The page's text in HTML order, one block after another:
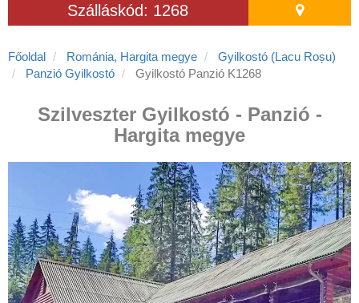
Szálláskód: 1268
Főoldal Románia, Hargita megye
Gyilkostó (Lacu Roșu)
Panzió Gyilkostó
Gyilkostó Panzió K1268
Szilveszter Gyilkostó - Panzió -
Hargita megye